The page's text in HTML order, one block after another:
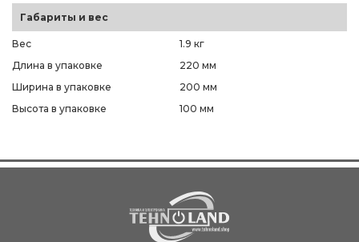
Габариты и вес
Вес
1.9 кг
Длина в упаковке
220 мм
Ширина в упаковке
200 мм
Высота в упаковке
100 мм